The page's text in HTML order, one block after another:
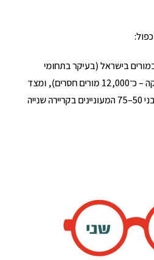
בישראל (בעיקר בתחומי
האנגלית, המדעים והמתמטיקה – כ־12,000 מורים חסרים), ומצד
שני, לעשרות אלפי מבוגרים בני 50–75 המעוניינים בקריירה שנייה